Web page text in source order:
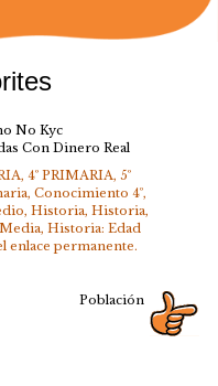
No Kyc
Con Dinero Real
, 4º PRIMARIA, 5º
, Conocimiento 4º,
, Historia, Historia,
, Historia: Edad
enlace permanente.
Población